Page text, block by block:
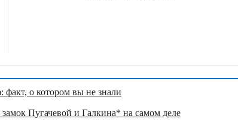
факт, о котором вы не знали
Пугачевой и Галкина* на самом деле